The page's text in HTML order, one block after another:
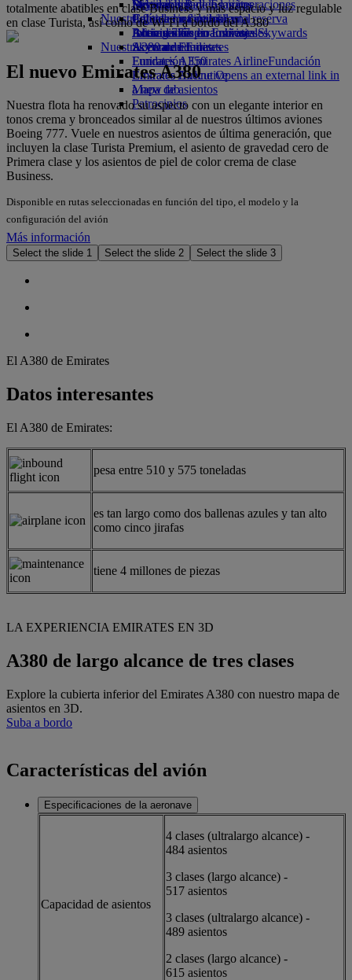
Bebidas
Nuestra flota
Boeing 777
A380 de Emirates
Emirates A350
Emirates Executive
Mapa de asientos
Diversión para los niños
Juguetes infantiles
Actividades para niños
Sostenibilidad en las operaciones
Política medioambiental
Informes medioambientales
Nuestras comunidades
Fundación Emirates AirlineFundación
Emirates Airline Opens an external link in
a new tab
Patrocinios
Skywards Rail
Calculadora de millas
Inicie sesión en Emirates Skywards
Skywards+
Móvil y app de Emirates
Cancelar o cambiar una reserva
Alteraciones en los viajes
Acerca de Emirates
totalmente abatibles en clase Business y más espacio y luz regulable
en clase Turista, así como de Wi-Fi a bordo del A380
El nuevo Emirates A380
Nuestra flota ha renovado su aspecto con un elegante interior en
tonos crema y bronceados similar al de nuestros últimos aviones
Boeing 777. Vuele en nuestros asientos de última generación, que
incluyen la clase Turista Premium, el asiento de gravedad cero de
Primera clase y los asientos de piel de color crema de clase
Business.
Disponible en rutas seleccionadas en función del tipo, el modelo y la
configuración del avión
Más información
Select the slide 1 Select the slide 2 Select the slide 3
El A380 de Emirates
Datos interesantes
El A380 de Emirates:
pesa entre 510 y 575 toneladas
es tan largo como dos ballenas azules y tan alto
como cinco jirafas
tiene 4 millones de piezas
LA EXPERIENCIA EMIRATES EN 3D
A380 de largo alcance de tres clases
Explore la cubierta inferior del Emirates A380 con nuestro mapa de
asientos en 3D.
Suba a bordo
Características del avión
Especificaciones de la aeronave
Capacidad de asientos
4 clases (ultralargo alcance) -
484 asientos
3 clases (largo alcance) -
517 asientos
3 clases (ultralargo alcance) -
489 asientos
2 clases (largo alcance) -
615 asientos